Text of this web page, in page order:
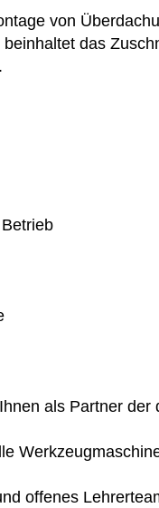
von
das
als Partner
offenes